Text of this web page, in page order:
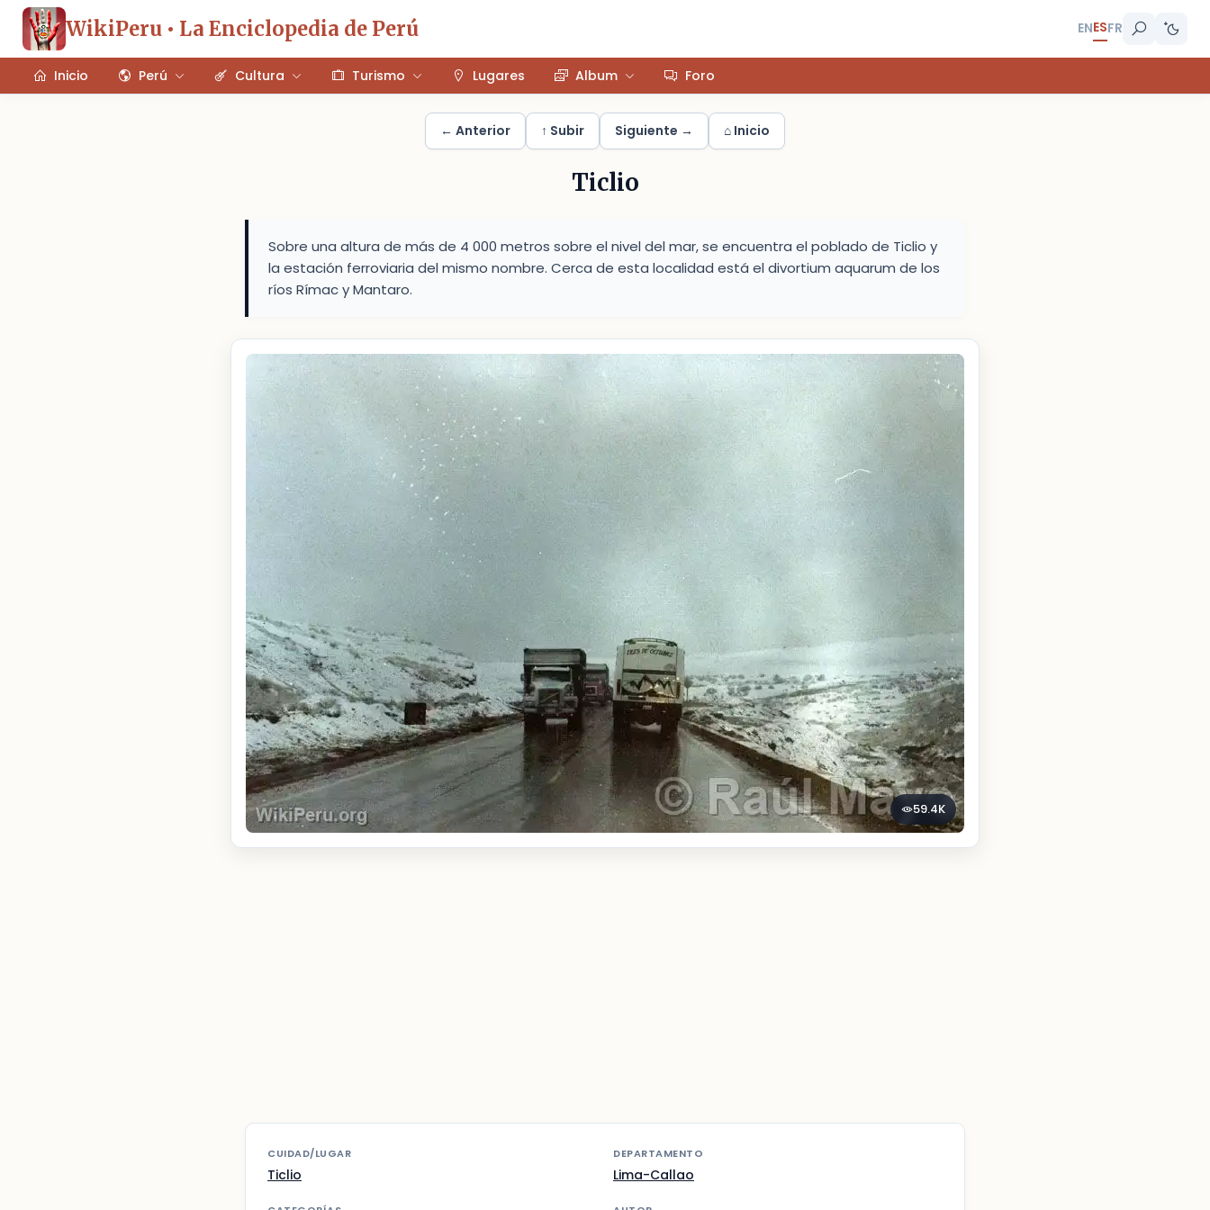
WikiPeru • La Enciclopedia de Perú ENESFR
Inicio Perú Cultura Turismo Lugares Album Foro
← Anterior ↑ Subir Siguiente → ⌂ Inicio
Ticlio
Sobre una altura de más de 4 000 metros sobre el nivel del mar, se encuentra el poblado de Ticlio y
la estación ferroviaria del mismo nombre. Cerca de esta localidad está el divortium aquarum de los
ríos Rímac y Mantaro.
59.4K
CUIDAD/LUGAR
Ticlio
DEPARTAMENTO
Lima-Callao